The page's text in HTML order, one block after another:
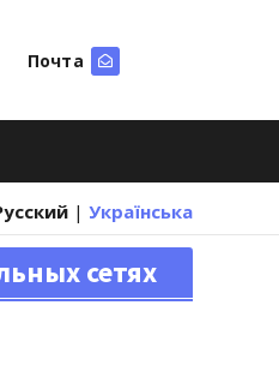
Почта
| Українська
сетях